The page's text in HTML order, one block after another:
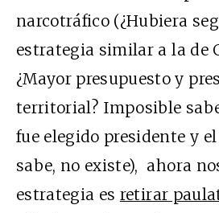
narcotráfico (¿Hubiera
estrategia similar a la de
¿Mayor presupuesto y
territorial? Imposible
fue elegido presidente y
sabe, no existe), ahora
estrategia es retirar